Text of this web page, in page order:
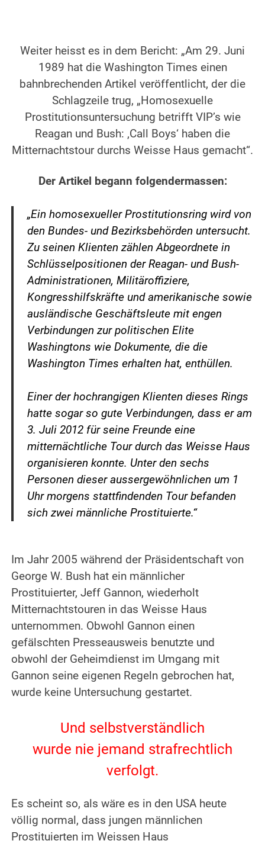
Weiter heisst es in dem Bericht: „Am 29. Juni
1989 hat die Washington Times einen
bahnbrechenden Artikel veröffentlicht, der die
Schlagzeile trug, „Homosexuelle
Prostitutionsuntersuchung betrifft VIP’s wie
Reagan und Bush: ‚Call Boys‘ haben die
Mitternachtstour durchs Weisse Haus gemacht“.
Der Artikel begann folgendermassen:
„Ein homosexueller Prostitutionsring wird von
den Bundes- und Bezirksbehörden untersucht.
Zu seinen Klienten zählen Abgeordnete in
Schlüsselpositionen der Reagan- und Bush-
Administrationen, Militäroffiziere,
Kongresshilfskräfte und amerikanische sowie
ausländische Geschäftsleute mit engen
Verbindungen zur politischen Elite
Washingtons wie Dokumente, die die
Washington Times erhalten hat, enthüllen.
Einer der hochrangigen Klienten dieses Rings
hatte sogar so gute Verbindungen, dass er am
3. Juli 2012 für seine Freunde eine
mitternächtliche Tour durch das Weisse Haus
organisieren konnte. Unter den sechs
Personen dieser aussergewöhnlichen um 1
Uhr morgens stattfindenden Tour befanden
sich zwei männliche Prostituierte.“
Im Jahr 2005 während der Präsidentschaft von
George W. Bush hat ein männlicher
Prostituierter, Jeff Gannon, wiederholt
Mitternachtstouren in das Weisse Haus
unternommen. Obwohl Gannon einen
gefälschten Presseausweis benutzte und
obwohl der Geheimdienst im Umgang mit
Gannon seine eigenen Regeln gebrochen hat,
wurde keine Untersuchung gestartet.
Und selbstverständlich
wurde nie jemand strafrechtlich
verfolgt.
Es scheint so, als wäre es in den USA heute
völlig normal, dass jungen männlichen
Prostituierten im Weissen Haus